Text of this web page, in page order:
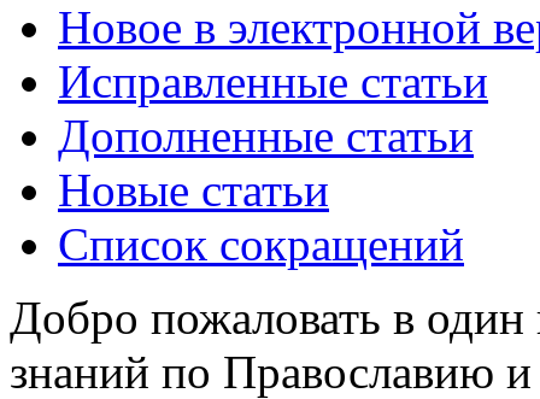
Новое в электронной
Исправленные статьи
Дополненные статьи
Новые статьи
Список сокращений
Добро пожаловать в
знаний по Православию